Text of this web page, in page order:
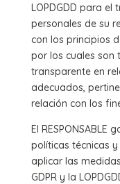
LOPDGDD para
personales de su
con los principios
por los cuales son
transparente en
adecuados,
relación con los
El
políticas técnicas
aplicar las
GDPR y la